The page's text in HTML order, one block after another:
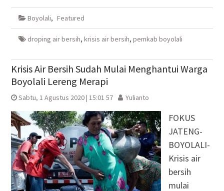
Facebook(Membuka
jendela
baru)
Twitter(Membuka
jendela
baru)
Google+
di
yang
baru)
WhatsApp(Membuka
baru)
Boyolali, Featured
droping air bersih, krisis air bersih, pemkab boyolali
Krisis Air Bersih Sudah Mulai Menghantui Warga
Boyolali Lereng Merapi
Sabtu, 1 Agustus 2020 | 15:01 57 Yulianto
FOKUS
JATENG-
BOYOLALI-
Krisis air
bersih
mulai